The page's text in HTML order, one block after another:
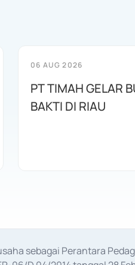
06 AUG 2026
PT TIMAH GELAR
BAKTI DI RIAU
sebagai Perantara